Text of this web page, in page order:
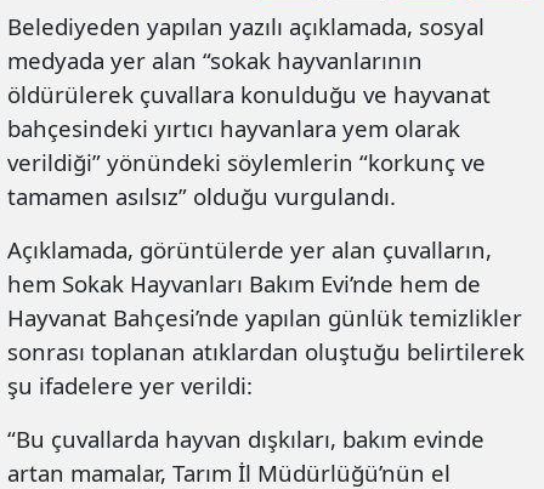
Belediyeden yapılan yazılı açıklamada, sosyal
medyada yer alan “sokak hayvanlarının
öldürülerek çuvallara konulduğu ve hayvanat
bahçesindeki yırtıcı hayvanlara yem olarak
verildiği” yönündeki söylemlerin “korkunç ve
tamamen asılsız” olduğu vurgulandı.
Açıklamada, görüntülerde yer alan çuvalların,
hem Sokak Hayvanları Bakım Evi’nde hem de
Hayvanat Bahçesi’nde yapılan günlük temizlikler
sonrası toplanan atıklardan oluştuğu belirtilerek
şu ifadelere yer verildi:
“Bu çuvallarda hayvan dışkıları, bakım evinde
artan mamalar, Tarım İl Müdürlüğü’nün el